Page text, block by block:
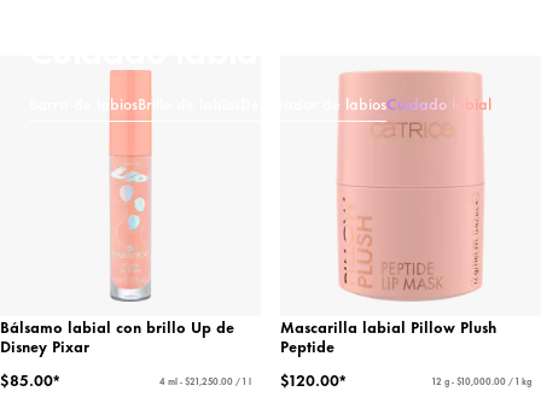
Barra de labiosBrillo de labios Delineador de labiosCuidado labial
Bálsamo labial con brillo Up de
Disney Pixar
$85.00*
4 ml - $21,250.00 / 1 l
Mascarilla labial Pillow Plush
Peptide
$120.00*
12 g - $10,000.00 / 1 kg